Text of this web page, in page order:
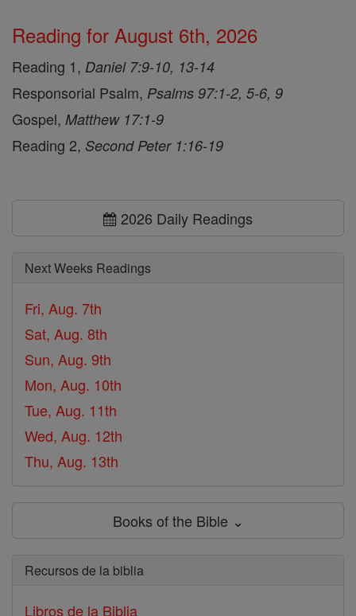
Reading for August 6th, 2026
Reading 1, Daniel 7:9-10, 13-14
Responsorial Psalm, Psalms 97:1-2, 5-6, 9
Gospel, Matthew 17:1-9
Reading 2, Second Peter 1:16-19
2026 Daily Readings
Next Weeks Readings
Fri, Aug. 7th
Sat, Aug. 8th
Sun, Aug. 9th
Mon, Aug. 10th
Tue, Aug. 11th
Wed, Aug. 12th
Thu, Aug. 13th
Books of the Bible ⌄
Recursos de la biblia
Libros de la Biblia